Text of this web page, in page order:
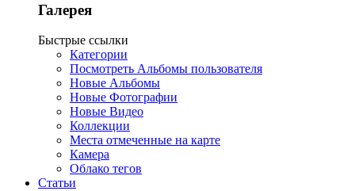
Галерея
Быстрые ссылки
Категории
Посмотреть Альбомы пользователя
Новые Альбомы
Новые Фотографии
Новые Видео
Коллекции
Места отмеченные на карте
Камера
Облако тегов
Статьи